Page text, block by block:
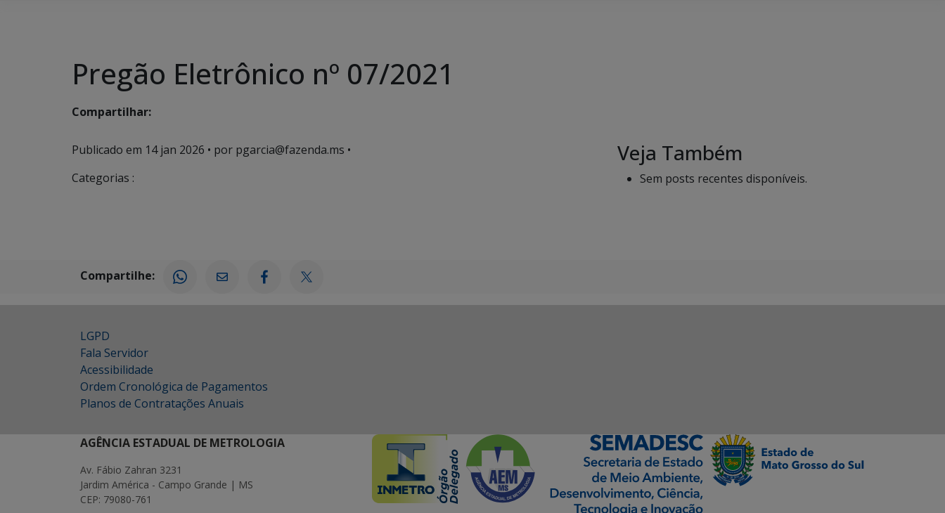
Pregão Eletrônico nº 07/2021
Compartilhar:
Publicado em 14 jan 2026 • por pgarcia@fazenda.ms •
Categorias :
Veja Também
Sem posts recentes disponíveis.
Compartilhe:
LGPD
Fala Servidor
Acessibilidade
Ordem Cronológica de Pagamentos
Planos de Contratações Anuais
AGÊNCIA ESTADUAL DE METROLOGIA
Av. Fábio Zahran 3231
Jardim América - Campo Grande | MS
CEP: 79080-761